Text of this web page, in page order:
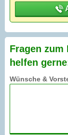
Fragen zum
helfen
Wünsche &